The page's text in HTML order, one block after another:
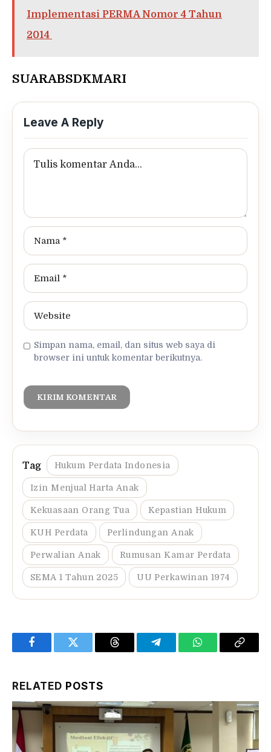
Implementasi PERMA Nomor 4 Tahun
2014
SUARABSDKMARI
Leave A Reply
Simpan nama, email, dan situs web saya di
browser ini untuk komentar berikutnya.
Hukum Perdata Indonesia
Izin Menjual Harta Anak
Kekuasaan Orang Tua Kepastian Hukum
KUH Perdata Perlindungan Anak
Perwalian Anak Rumusan Kamar Perdata
SEMA 1 Tahun 2025 UU Perkawinan 1974
FacebookTwitter Threads TelegramWhatsAppCopy
RELATED POSTS